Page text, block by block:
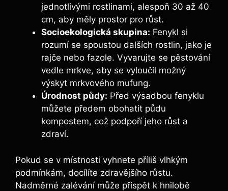
jednotlivými rostlinami, alespoň 30 až 40
cm, aby měly prostor pro růst.
Socioekologická skupina: Fenykl si
rozumí se spoustou dalších rostlin, jako je
rajče nebo fazole. Vyvarujte se pěstování
vedle mrkve, aby se vyloučil možný
výskyt mrkvového mufung.
Úrodnost půdy: Před výsadbou fenyklu
můžete předem obohatit půdu
kompostem, což podpoří jeho růst a
zdraví.
Pokud se v místnosti vyhnete příliš vlhkým
podmínkám, docílíte zdravějšího růstu.
Nadměrné zalévání může přispět k hnilobě